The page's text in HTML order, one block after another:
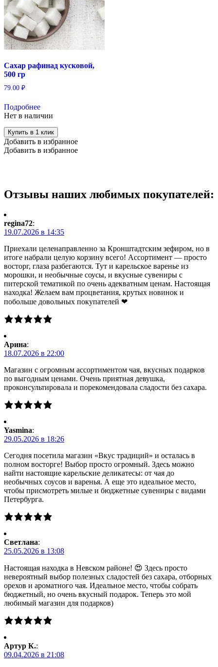
Сахар рафинад кусковой,
500 гр
79.00 ₽
Подробнее
Нет в наличии
Купить в 1 клик
Добавить в избранное
Добавить в избранное
Отзывы наших любимых покупателей:
regina72:
19.07.2026 в 14:35
Приехали целенаправленно за Кронштадтским зефиром, но в
итоге набрали целую корзину всего! Ассортимент — просто
восторг, глаза разбегаются. Тут и карельское варенье из
морошки, и необычные соусы, и вкусные сувениры с
питерской тематикой по очень адекватным ценам. Настоящая
находка! Желаем вам процветания, крутых новинок и
побольше довольных покупателей ❤
Арина:
18.07.2026 в 22:00
Магазин с огромным ассортиментом чая, вкусных подарков
по выгодным ценами. Очень приятная девушка,
проконсультировала и порекомендовала сладости без сахара.
Yasmina:
29.05.2026 в 18:26
Сегодня посетила магазин «Вкус традиций» и осталась в
полном восторге! Выбор просто огромный. Здесь можно
найти настоящие карельские деликатесы: от чая до
необычных соусов и варенья. А еще это идеальное место,
чтобы присмотреть милые и бюджетные сувениры с видами
Петербурга.
Светлана:
25.05.2026 в 13:08
Настоящая находка в Невском районе! 😍 Здесь просто
невероятный выбор полезных сладостей без сахара, отборных
орехов и ароматного чая. Идеальное место, чтобы собрать
бюджетный, но очень вкусный подарок. Теперь это мой
любимый магазин для подарков)
Артур К.:
09.04.2026 в 21:08